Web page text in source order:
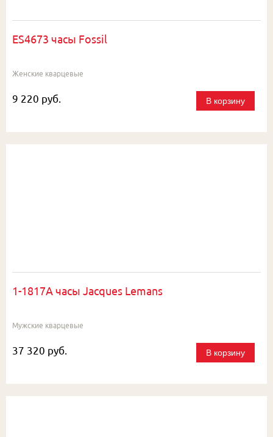
ES4673 часы Fossil
Женские кварцевые
9 220 руб. В корзину
1-1817A часы Jacques Lemans
Мужские кварцевые
37 320 руб. В корзину